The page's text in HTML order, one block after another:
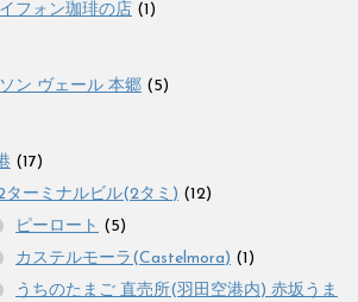
フォン珈琲の店 (1)
ン ヴェール 本郷 (5)
(17)
ターミナルビル(2タミ) (12)
ピーロート (5)
カステルモーラ(Castelmora) (1)
うちのたまご 直売所(羽田空港内) 赤坂うま